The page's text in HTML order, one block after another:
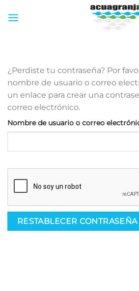
¿Perdiste tu contraseña? Por
nombre de usuario o correo
un enlace para crear una
correo electrónico.
Nombre de usuario o correo
RESTABLECER CONTRASEÑA